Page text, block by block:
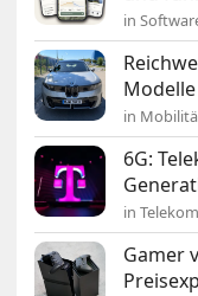
in
in
6G:
in Telekom
Gamer